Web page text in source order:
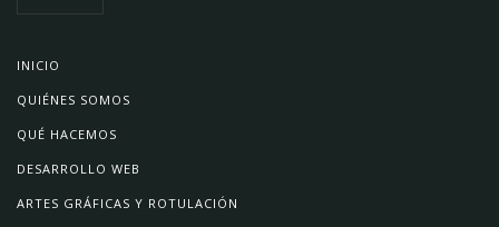
INICIO
QUIÉNES SOMOS
QUÉ HACEMOS
DESARROLLO WEB
ARTES GRÁFICAS Y ROTULACIÓN